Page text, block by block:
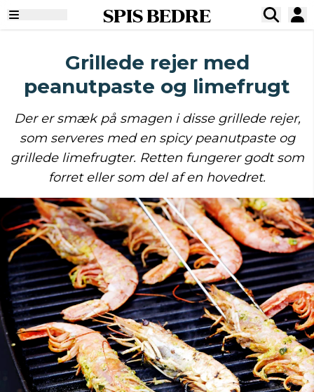
SPIS BEDRE
Grillede rejer med
peanutpaste og limefrugt
Der er smæk på smagen i disse grillede rejer,
som serveres med en spicy peanutpaste og
grillede limefrugter. Retten fungerer godt som
forret eller som del af en hovedret.